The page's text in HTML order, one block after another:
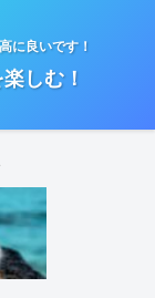
に良いです！
しむ！